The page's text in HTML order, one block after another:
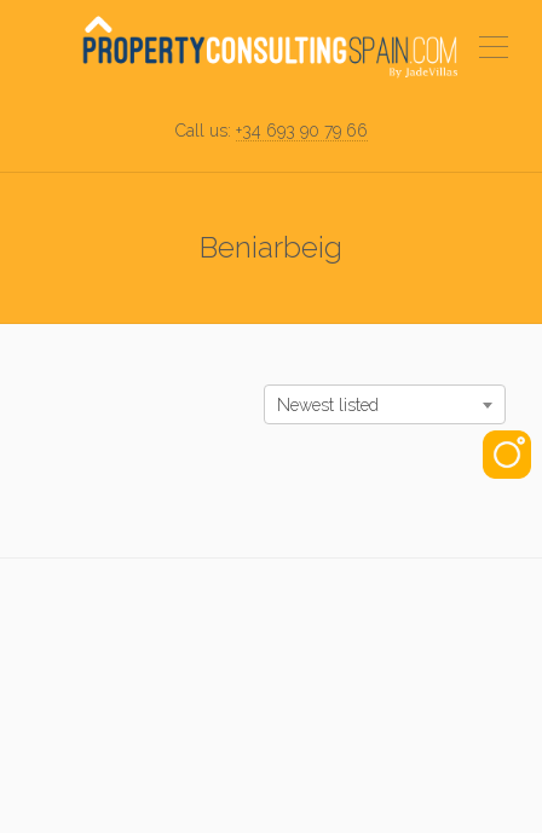
Call us: +34 693 90 79 66
Beniarbeig
Newest listed